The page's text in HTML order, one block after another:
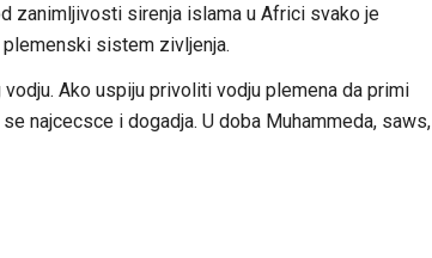
zanimljivosti sirenja islama u Africi svako je
sistem zivljenja.
Ako uspiju privoliti vodju plemena da primi
najcecsce i dogadja. U doba Muhammeda, saws,